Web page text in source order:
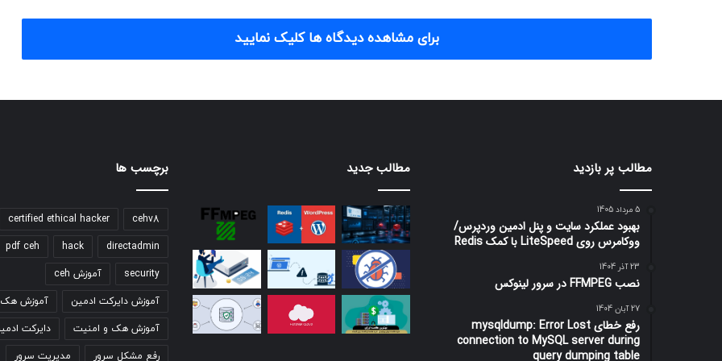
برای مشاهده دیدگاه ها کلیک نمایید
مطالب پر بازدید
5 مرداد 1405
بهبود عملکرد سایت و پنل ادمین وردپرس/
ووکامرس روی LiteSpeed با کمک Redis
23 آذر 1404
نصب FFMPEG در سرور لینوکس
27 آبان 1404
رفع خطای mysqldump: Error Lost
connection to MySQL server during
query dumping table
مطالب جدید برچسب ها
cehv8
certified ethical hacker
directadmin
hack
pdf ceh
security آموزش ceh
آموزش دایرکت ادمین آموزش هک
آموزش هک و امنیت دایرکت
رفع مشکل سرور مدیریت سرور